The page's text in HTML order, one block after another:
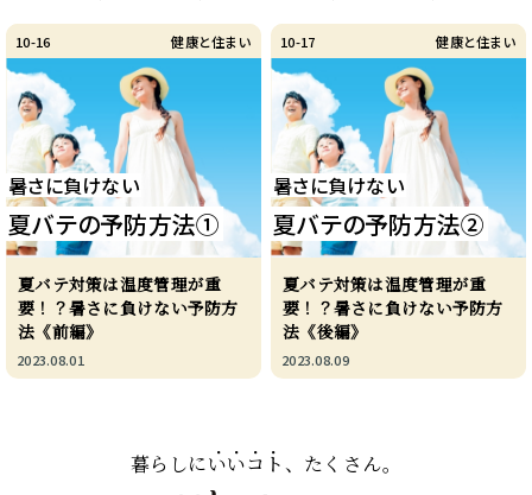
10-16 健康と住まい
暑さに負けない
夏バテの予防方法①
夏バテ対策は温度管理が重
要！？暑さに負けない予防方
法《前編》
2023.08.01
10-17 健康と住まい
暑さに負けない
夏バテの予防方法②
夏バテ対策は温度管理が重
要！？暑さに負けない予防方
法《後編》
2023.08.09
暮らしにいいコト、たくさん。